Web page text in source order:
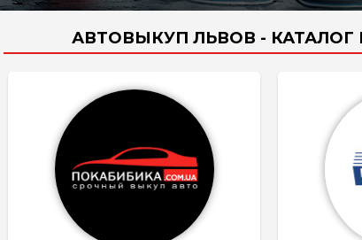
АВТОВЫКУП ЛЬВОВ -